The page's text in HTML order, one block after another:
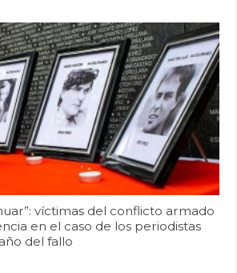
víctimas del conflicto armado
en el caso de los periodistas
del fallo